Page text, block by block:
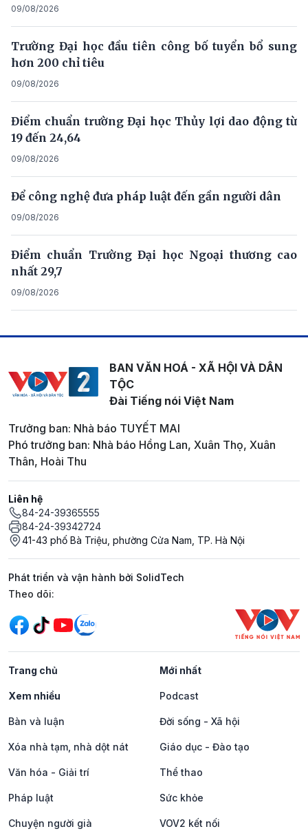
09/08/2026
Trường Đại học đầu tiên công bố tuyển bổ sung
hơn 200 chỉ tiêu
09/08/2026
Điểm chuẩn trường Đại học Thủy lợi dao động từ
19 đến 24,64
09/08/2026
Để công nghệ đưa pháp luật đến gần người dân
09/08/2026
Điểm chuẩn Trường Đại học Ngoại thương cao
nhất 29,7
09/08/2026
BAN VĂN HOÁ - XÃ HỘI VÀ DÂN
TỘC
Đài Tiếng nói Việt Nam
Trưởng ban: Nhà báo TUYẾT MAI
Phó trưởng ban: Nhà báo Hồng Lan, Xuân Thọ, Xuân
Thân, Hoài Thu
Liên hệ
84-24-39365555
84-24-39342724
41-43 phố Bà Triệu, phường Cửa Nam, TP. Hà Nội
Phát triển và vận hành bởi SolidTech
Mạng xã hội
Theo dõi:
Trang chủ Mới nhất
Xem nhiều Podcast
Bàn và luận Đời sống - Xã hội
Xóa nhà tạm, nhà dột nát Giáo dục - Đào tạo
Văn hóa - Giải trí Thể thao
Pháp luật Sức khỏe
Chuyện người già VOV2 kết nối